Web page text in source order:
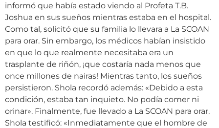
informó que había estado viendo al Profeta T.B.
Joshua en sus sueños mientras estaba en el hospital.
Como tal, solicitó que su familia lo llevara a La SCOAN
para orar. Sin embargo, los médicos habían insistido
en que lo que realmente necesitaba era un
trasplante de riñón, ¡que costaría nada menos que
once millones de nairas! Mientras tanto, los sueños
persistieron. Shola recordó además: «Debido a esta
condición, estaba tan inquieto. No podía comer ni
orinar». Finalmente, fue llevado a La SCOAN para orar.
Shola testificó: «Inmediatamente que el hombre de